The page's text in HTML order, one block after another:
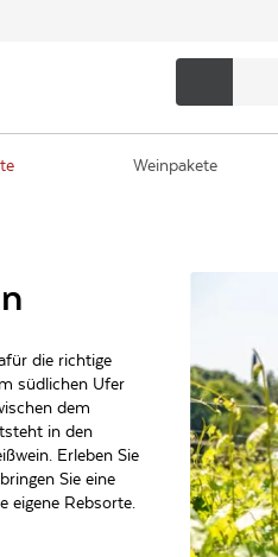
Weinpakete
die richtige
südlichen Ufer
dem
in den
Erleben Sie
Sie eine
eigene Rebsorte.